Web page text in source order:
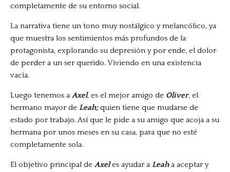
completamente de su entorno social.
La narrativa tiene un tono muy nostálgico y melancólico, ya
que muestra los sentimientos más profundos de la
protagonista, explorando su depresión y por ende, el dolor
de perder a un ser querido. Viviendo en una existencia
vacía.
Luego tenemos a Axel, es el mejor amigo de Oliver, el
hermano mayor de Leah;quien tiene que mudarse de
estado por trabajo. Así que le pide a su amigo que acoja a su
hermana por unos meses en su casa, para que no esté
completamente sola.
El objetivo principal de Axeles ayudar a Leaha aceptar y